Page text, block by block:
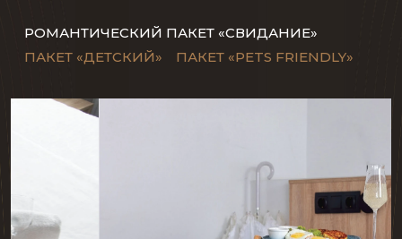
РОМАНТИЧЕСКИЙ ПАКЕТ «СВИДАНИЕ»
ПАКЕТ «ДЕТСКИЙ»
ПАКЕТ «PETS FRIENDLY»